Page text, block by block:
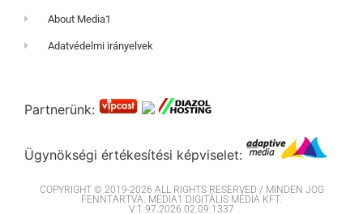
About Media1
Adatvédelmi irányelvek
Partnerünk:
Ügynökségi értékesítési képviselet:
COPYRIGHT © 2019-2026 ALL RIGHTS RESERVED / MINDEN JOG
FENNTARTVA. MEDIA1 DIGITÁLIS MÉDIA KFT.
V 1.97.2026.02.09.1337